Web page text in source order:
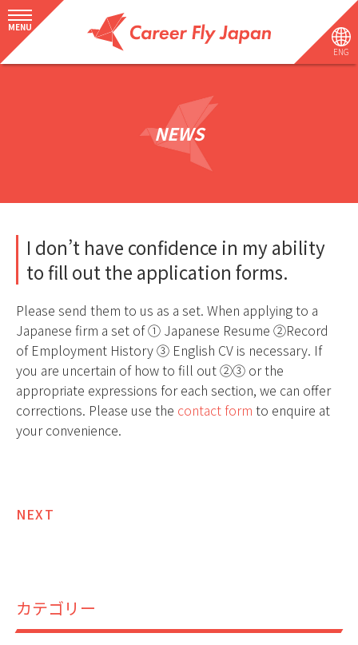
ENG
MENU
NEWS
I don’t have confidence in my ability
to fill out the application forms.
Please send them to us as a set. When applying to a
Japanese firm a set of ① Japanese Resume ②Record
of Employment History ③ English CV is necessary. If
you are uncertain of how to fill out ②③ or the
appropriate expressions for each section, we can offer
corrections. Please use the contact form to enquire at
your convenience.
投
ビ
ゲ
NEXT
カテゴリー